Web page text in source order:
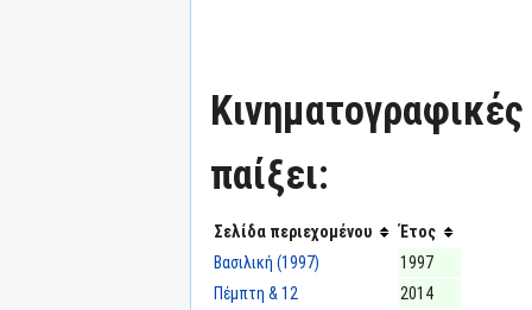
Κινηματογραφικές
παίξει:
Σελίδα περιεχομένου
Έτος
Βασιλική (1997)
1997
Πέμπτη & 12
2014